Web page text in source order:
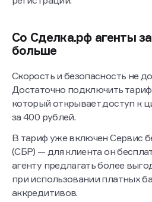
Со Сделка.рф агенты
больше
Скорость и безопасность не
Достаточно подключить
который открывает доступ к
за 400 рублей.
В тариф уже включен Сервис
(СБР) — для клиента он
агенту предлагать более
при использовании платных
аккредитивов.